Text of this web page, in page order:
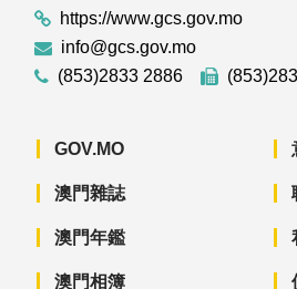
https://www.gcs.gov.mo
info@gcs.gov.mo
(853)2833 2886
GOV.MO
澳門雜誌
澳門年鑑
澳門相簿